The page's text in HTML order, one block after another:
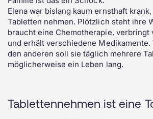
Elena war bislang kaum ernsthaft
Tabletten nehmen. Plötzlich steht ihre
braucht eine Chemotherapie, verbringt
und erhält verschiedene Medikamente.
den anderen soll sie täglich mehrere
möglicherweise ein Leben lang.
Tablettennehmen ist eine